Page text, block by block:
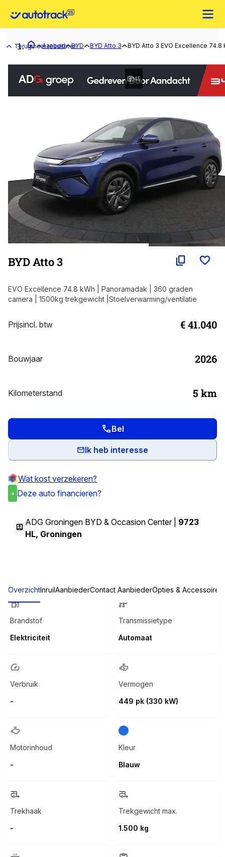
Terug naar resultaten
Aanbod BYD BYD Atto 3 BYD Atto 3 EVO Excellence
45
BYD Atto 3
EVO Excellence 74.8 kWh | Panoramadak | 360 graden
camera | 1500kg trekgewicht |Stoelverwarming/ventilatie
Prijsincl. btw € 41.040
Bouwjaar 2026
Kilometerstand 5 km
Ik heb interesse
Bel
Wat kost verzekeren?
Deze auto financieren?
ADG Groningen BYD & Occasion Center | 9723
HL, Groningen
OverzichtInruil AanbiederContact AanbiederOpties & Accessoires
Brandstof
Elektriciteit
Transmissietype
Automaat
Verbruik
-
Vermogen
449 pk (330 kW)
Motorinhoud
-
Kleur
Blauw
Trekhaak
-
Trekgewicht max.
1.500 kg